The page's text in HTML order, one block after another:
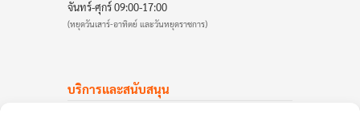
จันทร์-ศุกร์ 09:00-17:00
(หยุดวันเสาร์-อาทิตย์ และวันหยุดราชการ)
บริการและสนับสนุน